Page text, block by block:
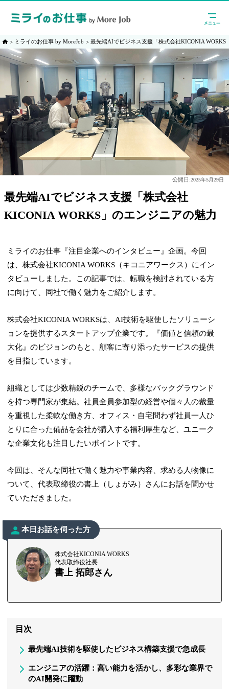
ミライのお仕事 by MoreJob 最先端AIでビジネス支援「株式会社KICONIA WORKS
公開日:2025年5月29日
最先端AIでビジネス支援「株式会社
KICONIA WORKS」のエンジニアの魅力
ミライのお仕事『注目企業へのインタビュー』企画。今回
は、株式会社KICONIA WORKS（キコニアワークス）にイン
タビューしました。この記事では、転職を検討されている方
に向けて、同社で働く魅力をご紹介します。
株式会社KICONIA WORKSは、AI技術を駆使したソリューシ
ョンを提供するスタートアップ企業です。『価値と信頼の最
大化』のビジョンのもと、顧客に寄り添ったサービスの提供
を目指しています。
組織としては少数精鋭のチームで、多様なバックグラウンド
を持つ専門家が集結。社員全員参加型の経営や個々人の裁量
を重視した柔軟な働き方、オフィス・自宅問わず社員一人ひ
とりに合った備品を会社が購入する福利厚生など、ユニーク
な企業文化も注目したいポイントです。
今回は、そんな同社で働く魅力や事業内容、求める人物像に
ついて、代表取締役の書上（しょがみ）さんにお話を聞かせ
ていただきました。
本日お話を伺った方
株式会社KICONIA WORKS
代表取締役社長
書上 拓郎さん
目次
最先端AI技術を駆使したビジネス構築支援で急成長
エンジニアの活躍：高い能力を活かし、多彩な業界で
のAI開発に躍動